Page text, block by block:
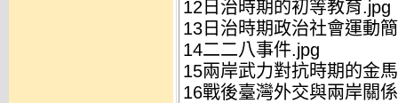
12日治時期的初等教育.jpg
13日治時期政治社會運動
14二二八事件.jpg
15兩岸武力對抗時期的金
16戰後臺灣外交與兩岸關